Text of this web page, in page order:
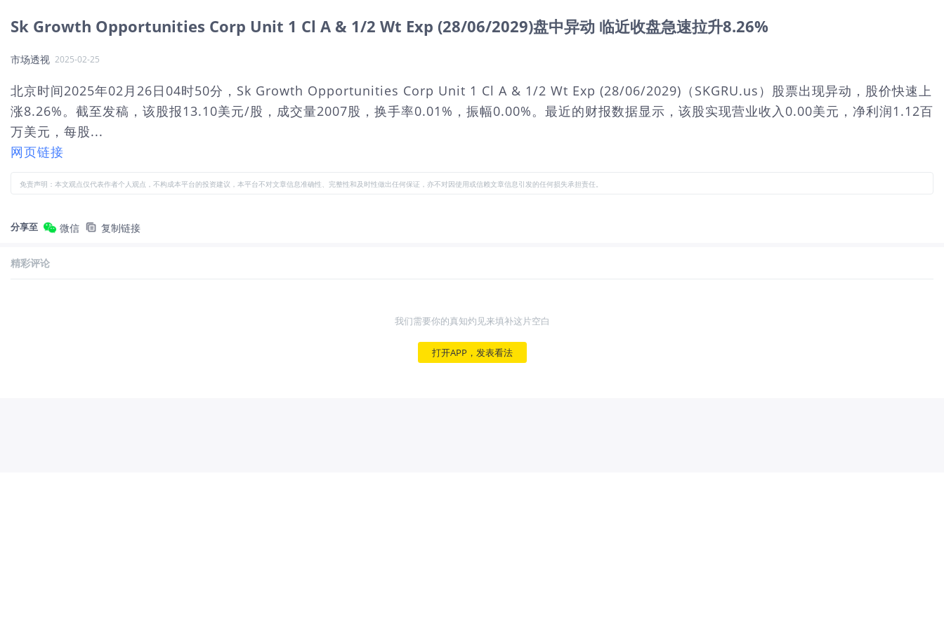
Sk Growth Opportunities Corp Unit 1 Cl A & 1/2 Wt Exp (28/06/2029)盘中异动 临近收盘急速拉升8.26%
市场透视 2025-02-25
北京时间2025年02月26日04时50分，Sk Growth Opportunities Corp Unit 1 Cl A & 1/2 Wt Exp (28/06/2029)（SKGRU.us）股票出现异动，股价快速上
涨8.26%。截至发稿，该股报13.10美元/股，成交量2007股，换手率0.01%，振幅0.00%。最近的财报数据显示，该股实现营业收入0.00美元，净利润1.12百
万美元，每股...
网页链接
免责声明：本文观点仅代表作者个人观点，不构成本平台的投资建议，本平台不对文章信息准确性、完整性和及时性做出任何保证，亦不对因使用或信赖文章信息引发的任何损失承担责任。
分享至 微信 复制链接
精彩评论
我们需要你的真知灼见来填补这片空白
打开APP，发表看法